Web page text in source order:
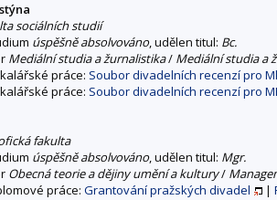
sociálních studií
úspěšně absolvováno, udělen titul: Bc.
Mediální studia a žurnalistika/ Mediální studia a
práce: Soubor divadelních recenzí pro
práce: Soubor divadelních recenzí pro
fakulta
úspěšně absolvováno, udělen titul: Mgr.
Obecná teorie a dějiny umění a kultury/
práce: Grantování pražských divadel |